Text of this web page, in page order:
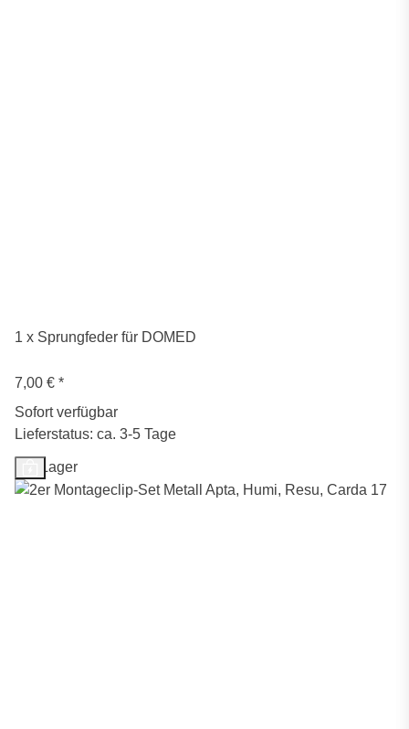
1 x Sprungfeder für DOMED
7,00 € *
Sofort verfügbar
Lieferstatus: ca. 3-5 Tage
Auf Lager